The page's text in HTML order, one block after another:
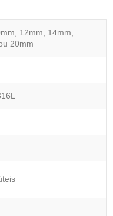
12mm, 14mm,
20mm